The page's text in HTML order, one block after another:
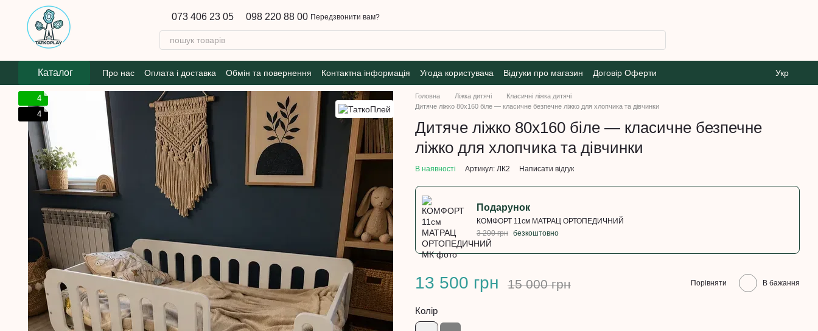
Перейти до основного контенту
073 406 23 05 098 220 88 00 Передзвонити вам?
Каталог Про нас Оплата і доставка Обмін та повернення Контактна інформація Угода користувача Відгуки про магазин Договір Оферти Укр
4
4
Головна Ліжка дитячі
Класичні ліжка дитячі
Дитяче ліжко 80x160 біле — класичне безпечне ліжко для хлопчика та дівчинки
Дитяче ліжко 80x160 біле — класичне безпечне
ліжко для хлопчика та дівчинки
В наявності Артикул: ЛК2 Написати відгук
Подарунок
КОМФОРТ 11см МАТРАЦ ОРТОПЕДИЧНИЙ
3 200 грн безкоштовно
13 500 грн 15 000 грн Порівняти В бажання
Колір